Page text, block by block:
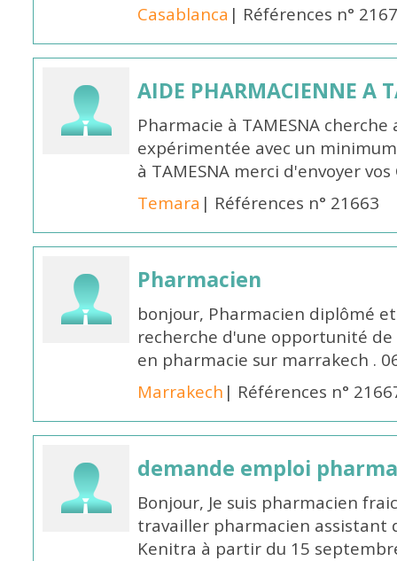
Casablanca | Références n°
AIDE PHARMACIENNE A
Pharmacie à TAMESNA
expérimentée avec un
à TAMESNA merci d'envoyer
Temara | Références n° 21663
Pharmacien
bonjour, Pharmacien diplômé
recherche d'une opportunité
en pharmacie sur marrakech .
Marrakech | Références n°
demande emploi
Bonjour, Je suis pharmacien
travailler pharmacien assistant
Kenitra à partir du 15